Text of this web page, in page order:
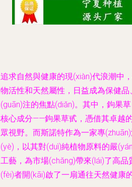
求自然與健康的現(xiàn)代浪潮中
活性和天然屬性，日益成為保健
注的焦點(diǎn)。其中，鉤果
心成分——鉤果草甙，憑借其卓越
視野。而斯諾特作為一家專
，以其對(duì)純植物原料的嚴
藝，為市場(chǎng)帶來(lái)了高
者開(kāi)啟了一扇通往天然健康